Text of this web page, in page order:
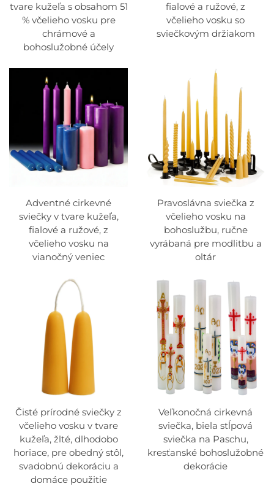
tvare kužeľa s obsahom 51
% včelieho vosku pre
chrámové a
bohoslužobné účely
fialové a ružové, z
včelieho vosku so
sviečkovým držiakom
Adventné cirkevné
sviečky v tvare kužeľa,
fialové a ružové, z
včelieho vosku na
vianočný veniec
Pravoslávna sviečka z
včelieho vosku na
bohoslužbu, ručne
vyrábaná pre modlitbu a
oltár
Čisté prírodné sviečky z
včelieho vosku v tvare
kužeľa, žlté, dlhodobo
horiace, pre obedný stôl,
svadobnú dekoráciu a
domáce použitie
Veľkonočná cirkevná
sviečka, biela stĺpová
sviečka na Paschu,
kresťanské bohoslužobné
dekorácie